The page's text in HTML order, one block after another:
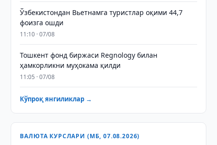
Ўзбекистондан Вьетнамга туристлар оқими 44,7
фоизга ошди
11:10 · 07/08
Тошкент фонд биржаси Regnology билан
ҳамкорликни муҳокама қилди
11:05 · 07/08
Кўпроқ янгиликлар →
ВАЛЮТА КУРСЛАРИ (МБ, 07.08.2026)